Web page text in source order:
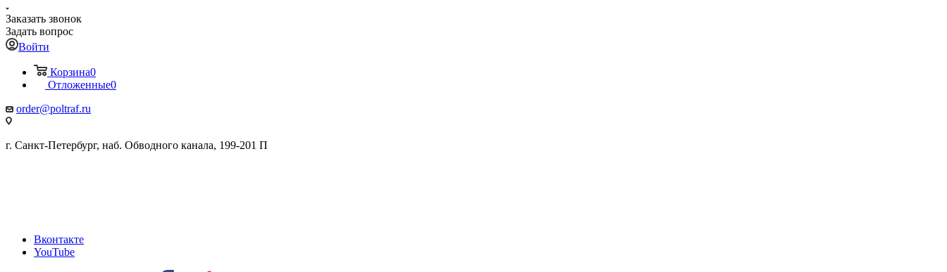
Заказать звонок
Задать вопрос
Войти
Корзина0
Отложенные0
order@poltraf.ru
г. Санкт-Петербург, наб. Обводного канала, 199-201 П
Вконтакте
YouTube